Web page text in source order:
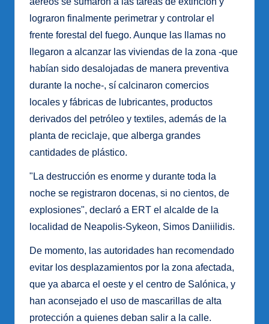
lograron finalmente perimetrar y controlar el
frente forestal del fuego. Aunque las llamas no
llegaron a alcanzar las viviendas de la zona -que
habían sido desalojadas de manera preventiva
durante la noche-, sí calcinaron comercios
locales y fábricas de lubricantes, productos
derivados del petróleo y textiles, además de la
planta de reciclaje, que alberga grandes
cantidades de plástico.
"La destrucción es enorme y durante toda la
noche se registraron docenas, si no cientos, de
explosiones", declaró a ERT el alcalde de la
localidad de Neapolis-Sykeon, Simos Daniilidis.
De momento, las autoridades han recomendado
evitar los desplazamientos por la zona afectada,
que ya abarca el oeste y el centro de Salónica, y
han aconsejado el uso de mascarillas de alta
protección a quienes deban salir a la calle.